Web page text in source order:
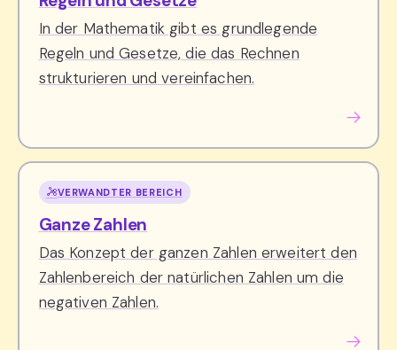
In der Mathematik gibt es grundlegende
Regeln und Gesetze, die das Rechnen
strukturieren und vereinfachen.
VERWANDTER BEREICH
Ganze Zahlen
Das Konzept der ganzen Zahlen erweitert den
Zahlenbereich der natürlichen Zahlen um die
negativen Zahlen.